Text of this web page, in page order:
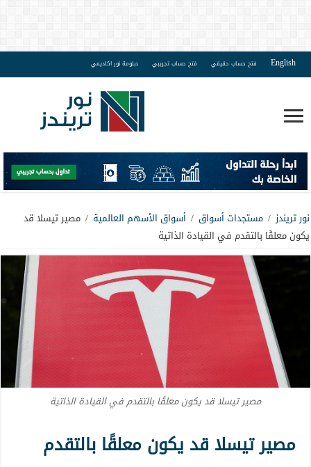
English فتح حساب حقيقي فتح حساب تجريبي دبلومة نور اكاديمي
نور تريندز / مستجدات أسواق / أسواق الأسهم العالمية / مصير تيسلا قد
يكون معلقًا بالتقدم في القيادة الذاتية
مصير تيسلا قد يكون معلقًا بالتقدم في القيادة الذاتية
مصير تيسلا قد يكون معلقًا بالتقدم